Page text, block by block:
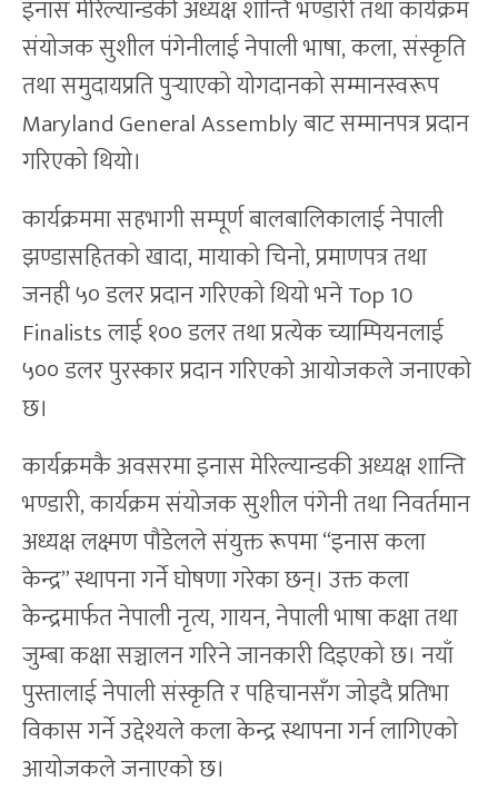
इनास मेरिल्यान्डकी अध्यक्ष शान्ति भण्डारी तथा कार्यक्रम
संयोजक सुशील पंगेनीलाई नेपाली भाषा, कला, संस्कृति
तथा समुदायप्रति पुर्‍याएको योगदानको सम्मानस्वरूप
Maryland General Assembly बाट सम्मानपत्र प्रदान
गरिएको थियो।
कार्यक्रममा सहभागी सम्पूर्ण बालबालिकालाई नेपाली
झण्डासहितको खादा, मायाको चिनो, प्रमाणपत्र तथा
जनही ५० डलर प्रदान गरिएको थियो भने Top 10
Finalists लाई १०० डलर तथा प्रत्येक च्याम्पियनलाई
५०० डलर पुरस्कार प्रदान गरिएको आयोजकले जनाएको
छ।
कार्यक्रमकै अवसरमा इनास मेरिल्यान्डकी अध्यक्ष शान्ति
भण्डारी, कार्यक्रम संयोजक सुशील पंगेनी तथा निवर्तमान
अध्यक्ष लक्ष्मण पौडेलले संयुक्त रूपमा “इनास कला
केन्द्र” स्थापना गर्ने घोषणा गरेका छन्। उक्त कला
केन्द्रमार्फत नेपाली नृत्य, गायन, नेपाली भाषा कक्षा तथा
जुम्बा कक्षा सञ्चालन गरिने जानकारी दिइएको छ। नयाँ
पुस्तालाई नेपाली संस्कृति र पहिचानसँग जोड्दै प्रतिभा
विकास गर्ने उद्देश्यले कला केन्द्र स्थापना गर्न लागिएको
आयोजकले जनाएको छ।